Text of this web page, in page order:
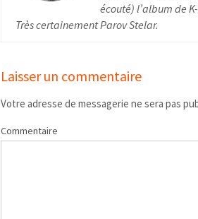
écouté) l’album de
Très certainement Parov Stelar.
Laisser un commentaire
Votre adresse de messagerie ne sera pas
Commentaire